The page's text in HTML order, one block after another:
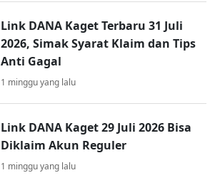
Link DANA Kaget Terbaru 31 Juli
2026, Simak Syarat Klaim dan Tips
Anti Gagal
1 minggu yang lalu
Link DANA Kaget 29 Juli 2026 Bisa
Diklaim Akun Reguler
1 minggu yang lalu